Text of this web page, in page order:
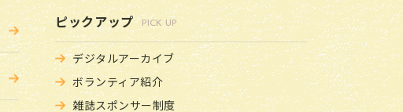
ピックアップ PICK UP
デジタルアーカイブ
ボランティア紹介
雑誌スポンサー制度